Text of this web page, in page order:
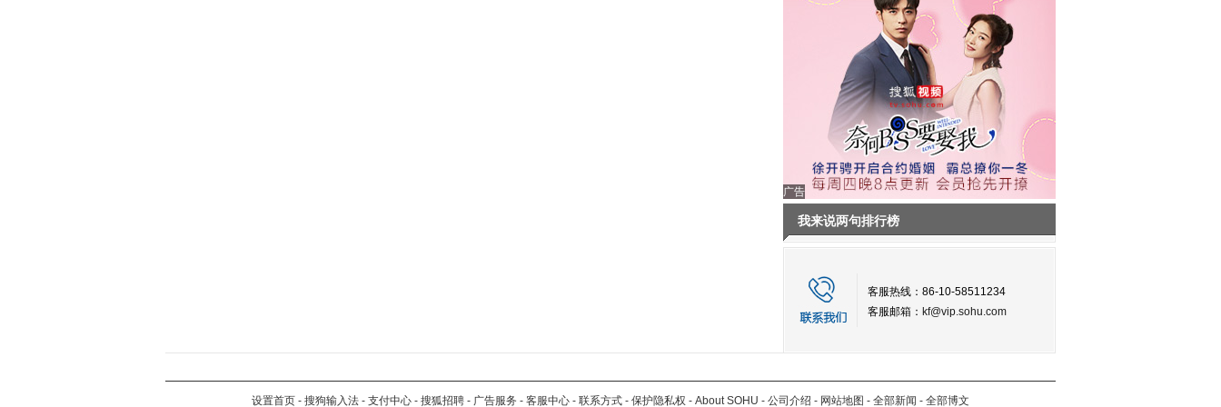
广告
我来说两句排行榜
客服热线：86-10-58511234
客服邮箱： kf@vip.sohu.com
设置首页 - 搜狗输入法 - 支付中心 - 搜狐招聘 - 广告服务 - 客服中心 - 联系方式 - 保护隐私权 - About SOHU - 公司介绍 - 网站地图 - 全部新闻 - 全部博文